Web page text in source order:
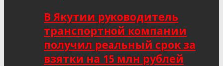
В Якутии руководитель
транспортной компании
получил реальный срок за
взятки на 15 млн рублей